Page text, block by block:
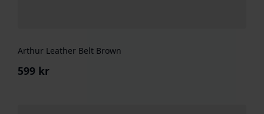
Arthur Leather Belt Brown
599 kr